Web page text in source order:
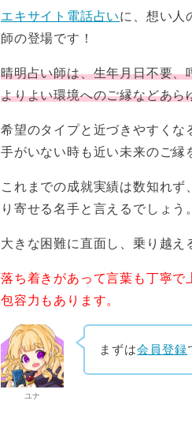
エキサイト電話占いに、想い人
師の登場です！
晴明占い師は、生年月日不要
よりよい環境へのご縁などあ
希望のタイプと近づきやすくな
手がいない時も近い未来のご縁
これまでの成就実績は数知れず、
り寄せる名手と言えるでしょう。
大きな困難に直面し、乗り越え
落ち着きがあって言葉も丁寧で
包容力もあります。
ユナ
まずは会員登録